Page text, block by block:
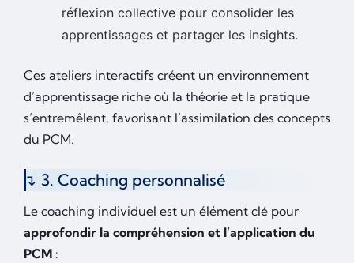
réflexion collective pour consolider les
apprentissages et partager les insights.
Ces ateliers interactifs créent un environnement
d’apprentissage riche où la théorie et la pratique
s’entremêlent, favorisant l’assimilation des concepts
du PCM.
3. Coaching personnalisé
Le coaching individuel est un élément clé pour
approfondir la compréhension et l’application du
PCM :